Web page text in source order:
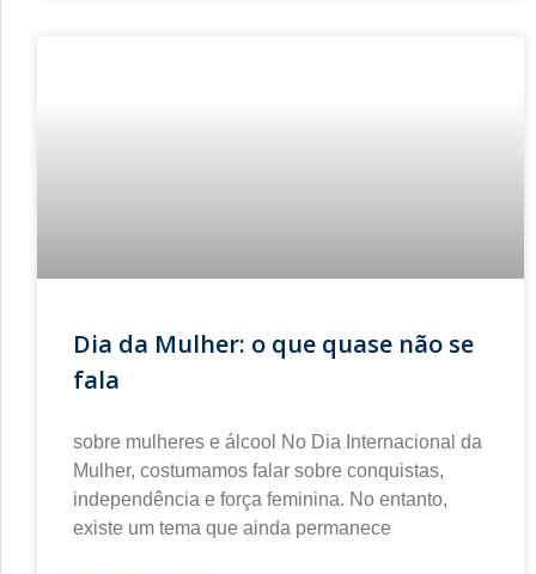
Dia da Mulher: o que quase não se
fala
sobre mulheres e álcool No Dia Internacional da
Mulher, costumamos falar sobre conquistas,
independência e força feminina. No entanto,
existe um tema que ainda permanece